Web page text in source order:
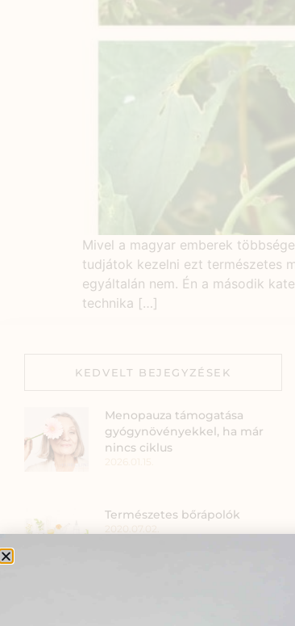
Mivel a magyar emberek
tudjátok kezelni ezt természetes
egyáltalán nem. Én a második
technika […]
KEDVELT BEJEGYZÉSEK
Menopauza támogatása
gyógynövényekkel, ha már
nincs ciklus
Természetes bőrápolók
2020.07.02.